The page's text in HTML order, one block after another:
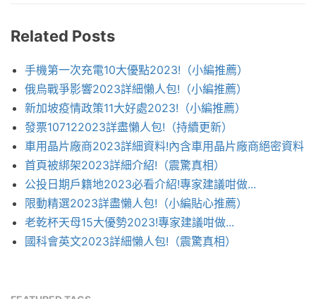
Related Posts
手機第一次充電10大優點2023!（小編推薦）
俄烏戰爭影響2023詳細懶人包!（小編推薦）
新加坡疫情政策11大好處2023!（小編推薦）
發票107122023詳盡懶人包!（持續更新）
車用晶片廠商2023詳細資料!內含車用晶片廠商絕密資料
首頁被綁架2023詳細介紹!（震驚真相）
公投日期戶籍地2023必看介紹!專家建議咁做...
限動精選2023詳盡懶人包!（小編貼心推薦）
老乾杯天母15大優勢2023!專家建議咁做...
國科會英文2023詳細懶人包!（震驚真相）